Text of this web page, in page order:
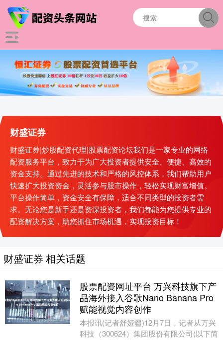
财盛证券
财盛证券|炒股配资代理|股票配资论坛我们是一家专业的网络
配资服务平台，致力于为广大投资者提供安全、便捷、高效的
资金支持。通过先进的技术和严格的风控体系，我们帮助用户
快速扩大投资资金，灵活参与股市操作，轻松实现财富增值。
平台操作简单，资金安全有保障，适合不同类型的投资者需
求。无论您是新手还是资深投资者，我们都能为您提供专业的
配资解决方案，助您抓住市场机遇，实现投资目标！
财盛证券 相关话题
股票配资网址平台 万兴科技旗下产
品海外接入谷歌Nano Banana Pro
赋能视觉内容创作
本报讯(记者舒娅疆)12月7日，记者从万兴
科技（300624）集团股份有限公司(以下简